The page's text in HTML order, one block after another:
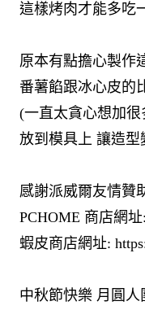
這樣烤肉才能多吃
原本有點擔心製作
番薯餡跟冰心皮的
(一直太貪心想加
放到模具上 讓造型
感謝派威爾友情贊
PCHOME 商店網
蝦皮商店網址:
中秋節快樂 月圓人